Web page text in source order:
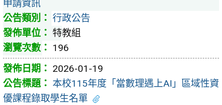
申請資訊
行政公告
特教組
196
2026-01-19
本校115年度「當數理遇上AI」區域性資
優課程錄取學生名單